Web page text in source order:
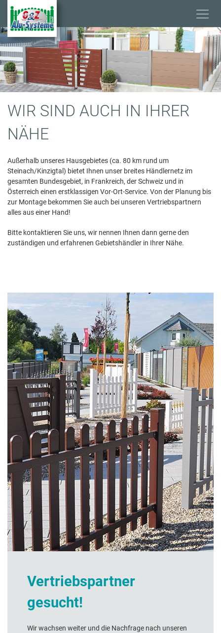
Direkt
Inhalt
V
R
T
R
E
S
P
A
R
T
R
WIR SIND AUCH IN IHRER
NÄHE
Außerhalb unseres Hausgebietes (ca. 80 km rund um
Steinach/Kinzigtal) bietet Ihnen unser breites Händlernetz im
gesamten Bundesgebiet, in Frankreich, der Schweiz und in
Österreich einen erstklassigen Vor-Ort-Service. Von der Planung bis
zur Montage bekommen Sie auch bei unseren Vertriebspartnern
alles aus einer Hand!
Bitte kontaktieren Sie uns, wir nennen Ihnen dann gerne den
zuständigen und erfahrenen Gebietshändler in Ihrer Nähe.
Vertriebspartner
gesucht!
Wir wachsen weiter und die Nachfrage nach unseren